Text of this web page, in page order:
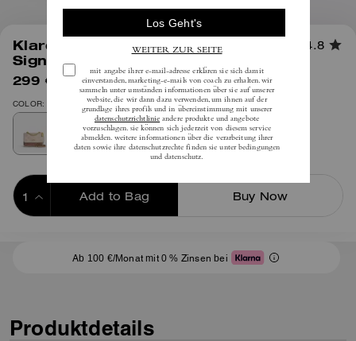
Klare Umhängetasche aus
Signature-Canvas in Blockfarben
4.8
299 € 375 €(20%)inkl. MwSt.
COLOR: Gold/Sand/Lohbraun
Add to Bag Buy Now
Ab 100 €/Monat mit 0 % Zinsen bei
Produktdetails